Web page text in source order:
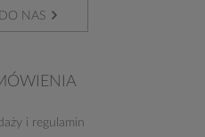
NAS
i regulamin